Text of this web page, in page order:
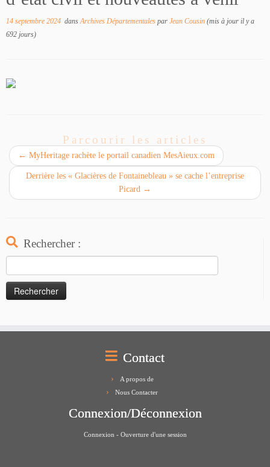
14 septembre 2024 dansArchives Départementales par Jean Cousin (mis à jour il y a
692 jours)
Parcourir les articles
← MyHeritage rachète le portail canadien MesAieux.com
Derrière les « Glacières de Fontainebleau » se cache l’entreprise
Picard →
Rechercher :
Contact
A propos de
Nous Contacter
Connexion/Déconnexion
Connexion - Ouverture d'une session